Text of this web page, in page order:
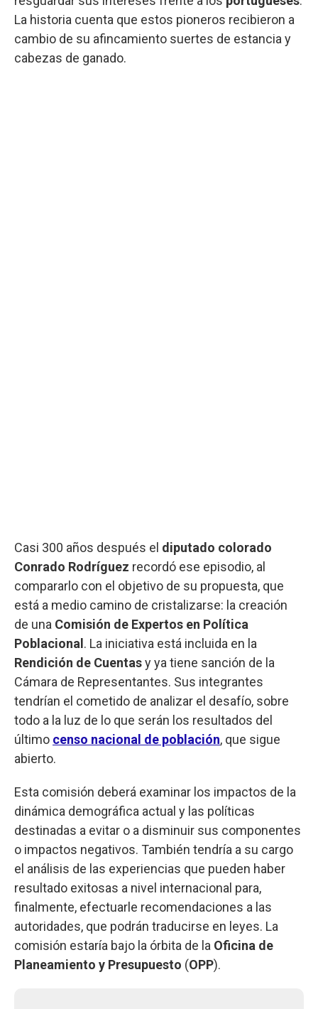
La historia cuenta que estos pioneros recibieron a
cambio de su afincamiento suertes de estancia y
cabezas de ganado.
Casi 300 años después el diputado colorado
Conrado Rodríguez recordó ese episodio, al
compararlo con el objetivo de su propuesta, que
está a medio camino de cristalizarse: la creación
de una Comisión de Expertos en Política
Poblacional . La iniciativa está incluida en la
Rendición de Cuentasy ya tiene sanción de la
Cámara de Representantes. Sus integrantes
tendrían el cometido de analizar el desafío, sobre
todo a la luz de lo que serán los resultados del
último censo nacional de población, que sigue
abierto.
Esta comisión deberá examinar los impactos de la
dinámica demográfica actual y las políticas
destinadas a evitar o a disminuir sus componentes
o impactos negativos. También tendría a su cargo
el análisis de las experiencias que pueden haber
resultado exitosas a nivel internacional para,
finalmente, efectuarle recomendaciones a las
autoridades, que podrán traducirse en leyes. La
comisión estaría bajo la órbita de la Oficina de
Planeamiento y Presupuesto (OPP).